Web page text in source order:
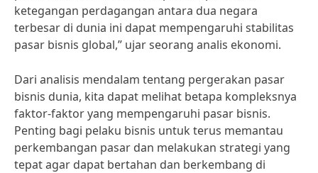
ketegangan perdagangan antara dua negara
terbesar di dunia ini dapat mempengaruhi stabilitas
pasar bisnis global,” ujar seorang analis ekonomi.
Dari analisis mendalam tentang pergerakan pasar
bisnis dunia, kita dapat melihat betapa kompleksnya
faktor-faktor yang mempengaruhi pasar bisnis.
Penting bagi pelaku bisnis untuk terus memantau
perkembangan pasar dan melakukan strategi yang
tepat agar dapat bertahan dan berkembang di